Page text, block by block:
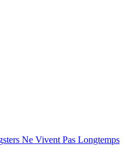
Ne Vivent Pas Longtemps